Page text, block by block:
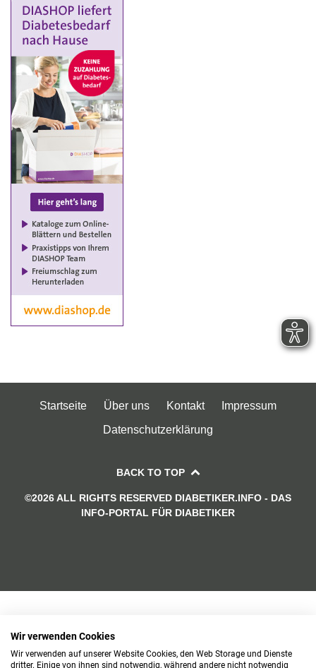
Startseite Über uns Kontakt
Impressum
Datenschutzerklärung
BACK TO TOP
©2026 ALL RIGHTS RESERVED DIABETIKER.INFO - DAS
INFO-PORTAL FÜR DIABETIKER
Wir verwenden Cookies
Wir verwenden auf unserer Website Cookies, den Web Storage und Dienste
dritter. Einige von ihnen sind notwendig, während andere nicht notwendig